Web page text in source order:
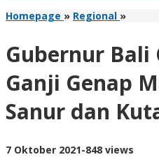
Homepage » Regional »
Genap
Masuk
Sanur
Kuta
Gubernur Bali
Ganji Genap
Sanur dan
7 Oktober 2021oleh
-848 views